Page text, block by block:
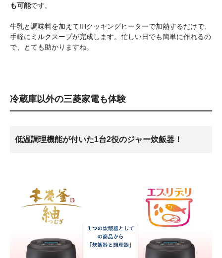
も可能です。
牛乳と調味料を加えてIHクッキングヒーターで加熱するだけで、
手軽にミルクスープが完成します。忙しい日でも簡単に作れるの
で、とても助かりますね。
冷蔵庫以外の三菱家電も体験
低温調理機能が付いた1台2役のジャー炊飯器！